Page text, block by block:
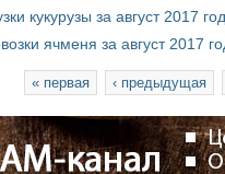
кукурузы за август 2017
ячменя за август 2017
« первая ‹ предыдущая